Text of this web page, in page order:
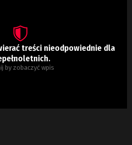
treści nieodpowiednie dla
by zobaczyć wpis